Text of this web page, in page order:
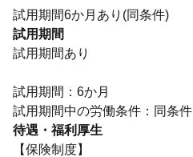
試用期間6か月あり(同条件)
試用期間
試用期間あり
試用期間：6か月
試用期間中の労働条件：同条件
待遇・福利厚生
【保険制度】